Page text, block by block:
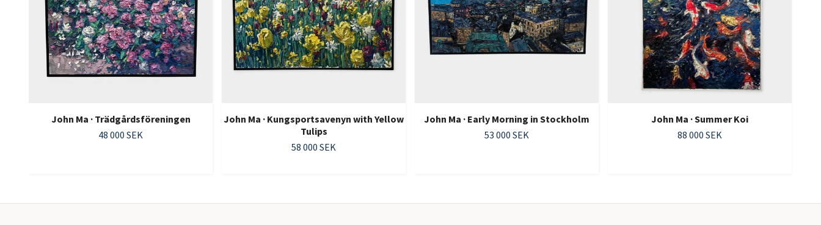
John Ma · Trädgårdsföreningen
48 000 SEK
John Ma · Kungsportsavenyn with Yellow
Tulips
58 000 SEK
John Ma · Early Morning in Stockholm
53 000 SEK
John Ma · Summer Koi
88 000 SEK